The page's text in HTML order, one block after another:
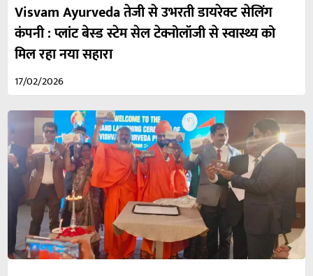
Visvam Ayurveda तेजी से उभरती डायरेक्ट सेलिंग
कंपनी : प्लांट बेस्ड स्टेम सेल टेक्नोलॉजी से स्वास्थ्य को
मिल रहा नया सहारा
17/02/2026